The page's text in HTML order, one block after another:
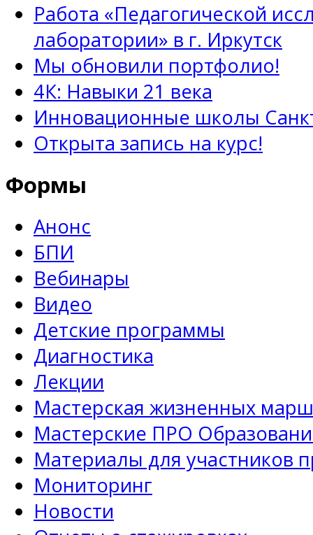
Работа «Педагогической
лаборатории» в г. Иркутск
Мы обновили портфолио!
4К: Навыки 21 века
Инновационные школы
Открыта запись на курс!
Формы
Анонс
БПИ
Вебинары
Видео
Детские программы
Диагностика
Лекции
Мастерская жизненных
Мастерские ПРО
Материалы для участников
Мониторинг
Новости